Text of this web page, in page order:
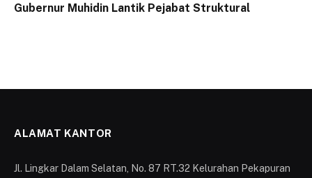
Gubernur Muhidin Lantik Pejabat Struktural
ALAMAT KANTOR
Jl. Lingkar Dalam Selatan, No. 87 RT.32 Kelurahan Pekapuran